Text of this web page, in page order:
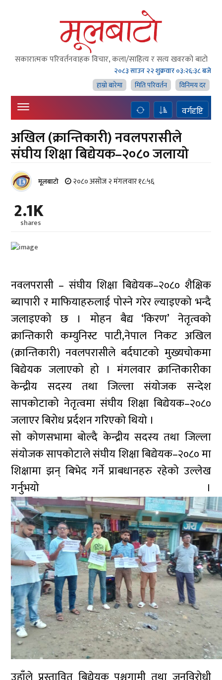
सकारात्मक परिवर्तनवाहक विचार, कला/साहित्य र सत्य खवरको बाटाे
२०८३ साउन २२ शुक्रवार०३:२६:३९ बजे
हाम्राे बारेमा
मिति परिवर्तन विनिमय दर
वर्गदृष्टि
अखिल (क्रान्तिकारी) नवलपरासीले
संघीय शिक्षा बिद्येयक–२०८० जलायो
मूलबाटाे २०८० असोज २ मंगलवार १८:५६
2.1K
shares
नवलपरासी – संघीय शिक्षा बिद्येयक–२०८० शैक्षिक
ब्यापारी र माफियाहरुलाई पोस्ने गरेर ल्याइएको भन्दै
जलाइएको छ । मोहन बैद्य ‘किरण’ नेतृत्वको
क्रान्तिकारी कम्युनिस्ट पाटी,नेपाल निकट अखिल
(क्रान्तिकारी) नवलपरासीले बर्दघाटको मुख्यचोकमा
बिद्येयक जलाएको हो । मंगलवार क्रान्तिकारीका
केन्द्रीय सदस्य तथा जिल्ला संयोजक सन्देश
सापकोटाको नेतृत्वमा संघीय शिक्षा बिद्येयक–२०८०
जलाएर बिरोध प्रर्दशन गरिएको थियो ।
सो कोणसभामा बोल्दै केन्द्रीय सदस्य तथा जिल्ला
संयोजक सापकोटाले संघीय शिक्षा बिद्येयक–२०८० मा
शिक्षामा झन् बिभेद गर्ने प्राबधानहरु रहेको उल्लेख
गर्नुभयो ।